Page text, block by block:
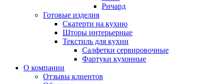
Ричард
Готовые изделия
Скатерти на кухню
Шторы интерьерные
Текстиль для кухни
Салфетки сервировочные
Фартуки кухонные
О компании
Отзывы клиентов